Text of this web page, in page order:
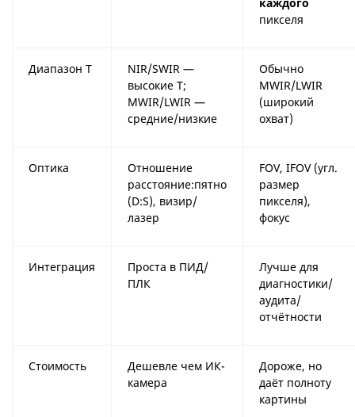
пикселя
Диапазон T
NIR/SWIR —
высокие T;
MWIR/LWIR —
средние/низкие
Обычно
MWIR/LWIR
(широкий
охват)
Оптика
Отношение
расстояние:пятно
(D:S), визир/
лазер
FOV, IFOV (угл.
размер
пикселя),
фокус
Интеграция
Проста в ПИД/
ПЛК
Лучше для
диагностики/
аудита/
отчётности
Стоимость
Дешевле чем ИК-
камера
Дороже, но
даёт полноту
картины